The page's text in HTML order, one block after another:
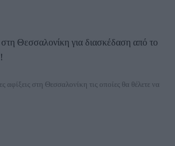
στη Θεσσαλονίκη για διασκέδαση από το
αφίξεις στη Θεσσαλονίκη τις οποίες θα θέλετε να